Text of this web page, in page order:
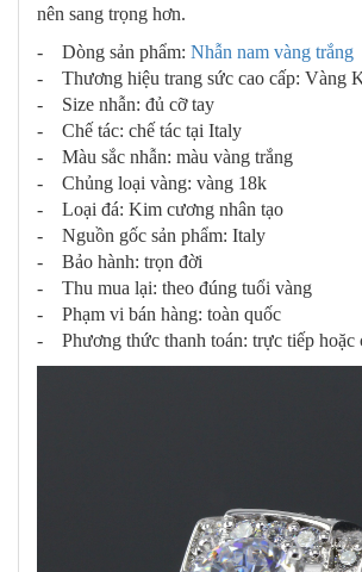
nên sang trọng hơn.
- Dòng sản phẩm: Nhẫn nam vàng trắng
- Thương hiệu trang sức cao cấp: Vàng
- Size nhẫn: đủ cỡ tay
- Chế tác: chế tác tại Italy
- Màu sắc nhẫn: màu vàng trắng
- Chủng loại vàng: vàng 18k
- Loại đá: Kim cương nhân tạo
- Nguồn gốc sản phẩm: Italy
- Bảo hành: trọn đời
- Thu mua lại: theo đúng tuổi vàng
- Phạm vi bán hàng: toàn quốc
- Phương thức thanh toán: trực tiếp hoặc